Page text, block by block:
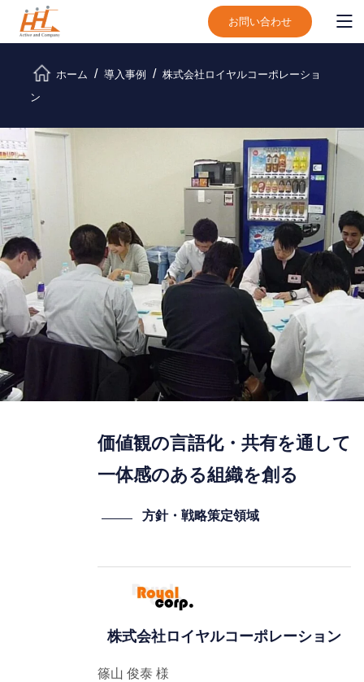
お問い合わせ
ホーム 導入事例
株式会社ロイヤルコーポレーショ
ン
価値観の言語化・共有を通して
一体感のある組織を創る
方針・戦略策定領域
株式会社ロイヤルコーポレーション
篠山 俊泰 様